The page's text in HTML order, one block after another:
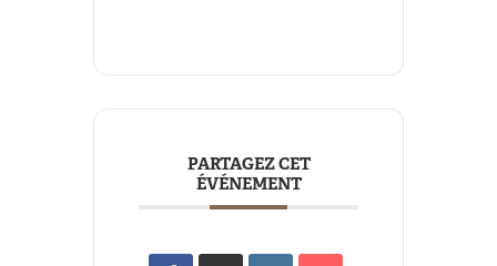
PARTAGEZ CET
ÉVÉNEMENT